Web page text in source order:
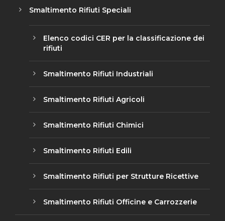
Smaltimento Rifiuti Speciali
Elenco codici CER per la classificazione dei
rifiuti
Smaltimento Rifiuti Industriali
Smaltimento Rifiuti Agricoli
Smaltimento Rifiuti Chimici
Smaltimento Rifiuti Edili
Smaltimento Rifiuti per Strutture Ricettive
Smaltimento Rifiuti Officine e Carrozzerie